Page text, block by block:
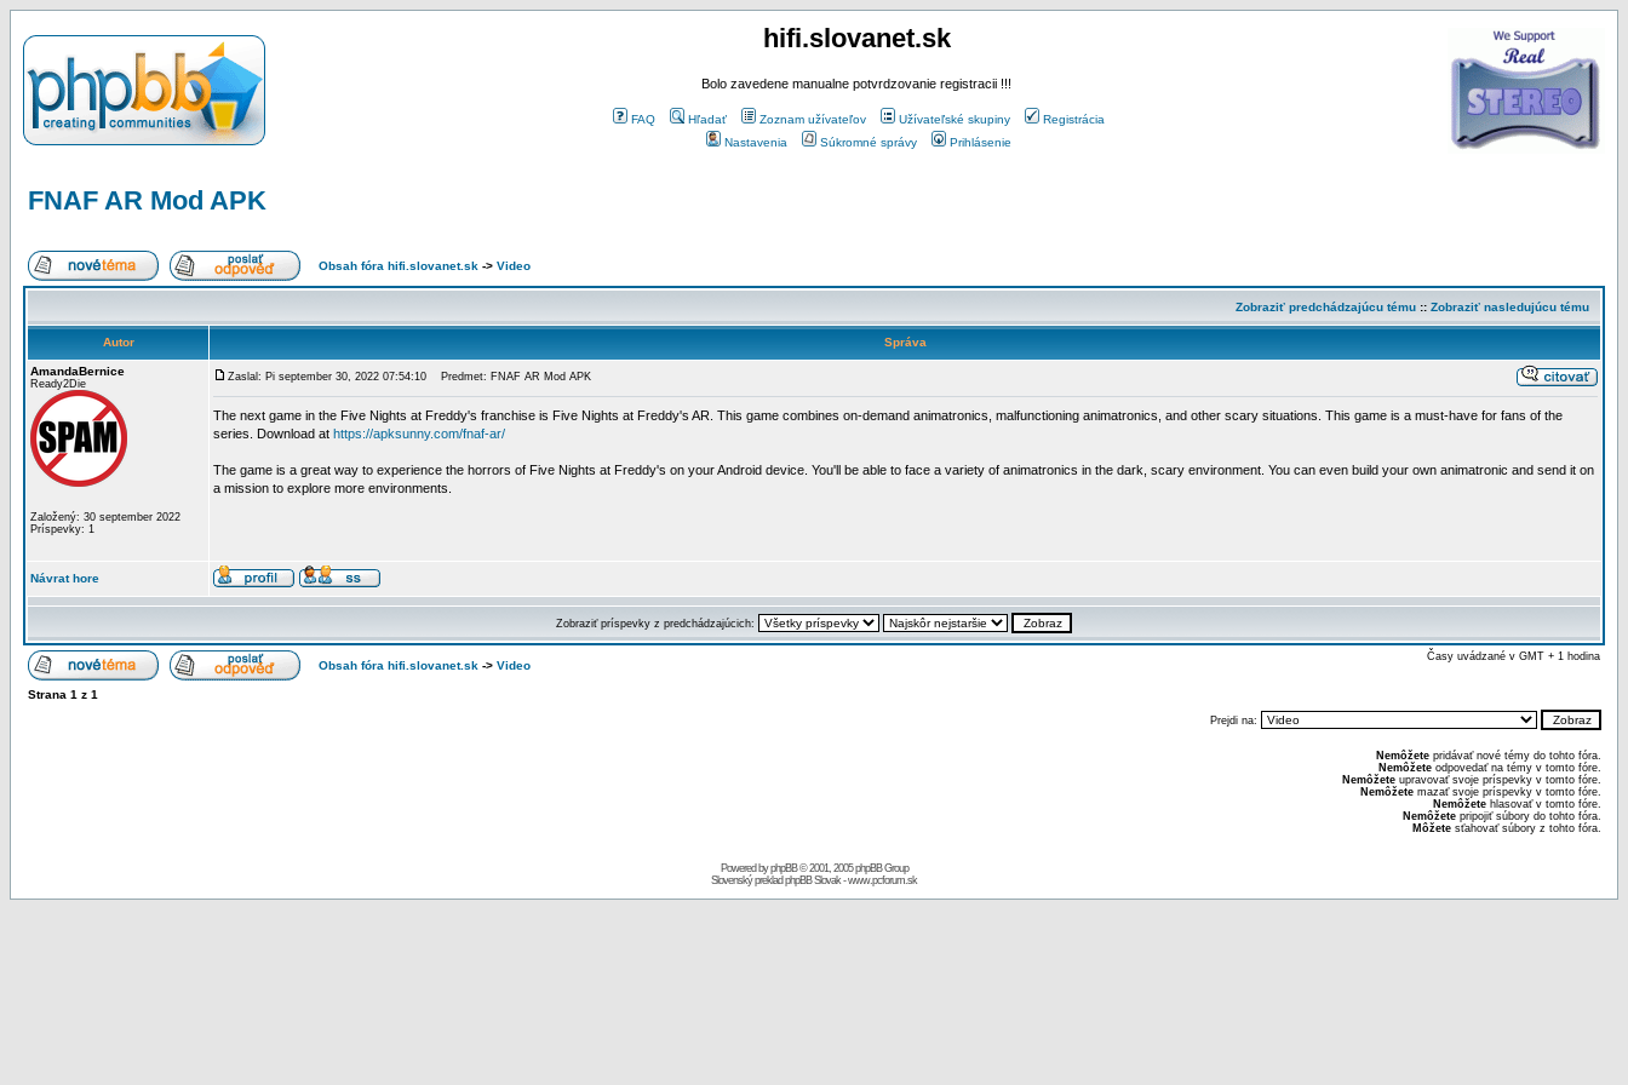
hifi.slovanet.sk
Bolo zavedene manualne potvrdzovanie registracii !!!
FAQ Hľadať Zoznam užívateľov Užívateľské skupiny
Registrácia
Nastavenia
Súkromné správy Prihlásenie
FNAF AR Mod APK
Obsah fóra hifi.slovanet.sk -> Video
Zobraziť predchádzajúcu tému :: Zobraziť nasledujúcu tému
Autor Správa
AmandaBernice
Ready2Die
Založený: 30 september 2022
Príspevky: 1
Zaslal: Pi september 30, 2022 07:54:10 Predmet: FNAF AR Mod APK
The next game in the Five Nights at Freddy's franchise is Five Nights at Freddy's AR. This game combines on-demand animatronics, malfunctioning animatronics, and other scary situations. This game is a must-have for fans of the
series. Download at https://apksunny.com/fnaf-ar/
The game is a great way to experience the horrors of Five Nights at Freddy's on your Android device. You'll be able to face a variety of animatronics in the dark, scary environment. You can even build your own animatronic and send it on
a mission to explore more environments.
Návrat hore
Zobraziť príspevky z predchádzajúcich:
Obsah fóra hifi.slovanet.sk -> Video
Časy uvádzané v GMT + 1 hodina
Strana 1 z 1
Prejdi na:
Nemôžete pridávať nové témy do tohto fóra.
Nemôžete odpovedať na témy v tomto fóre.
Nemôžete upravovať svoje príspevky v tomto fóre.
Nemôžete mazať svoje príspevky v tomto fóre.
Nemôžete hlasovať v tomto fóre.
Nemôžete pripojiť súbory do tohto fóra.
Môžete sťahovať súbory z tohto fóra.
Powered byphpBB© 2001, 2005 phpBB Group
Slovenský preklad phpBB Slovak-www.pcforum.sk